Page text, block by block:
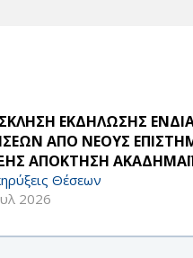
ΕΚΔΗΛΩΣΗΣ
ΑΠΟ ΝΕΟΥΣ
ΑΠΟΚΤΗΣΗ
Θέσεων
2026